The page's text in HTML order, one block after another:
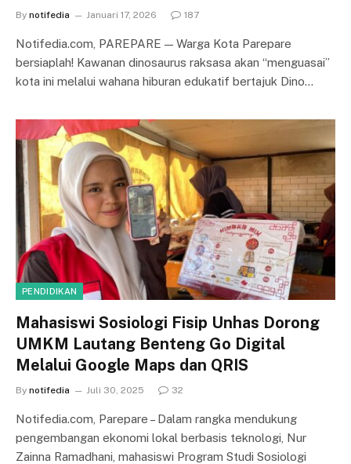
By notifedia Januari 17, 2026 187
Notifedia.com, PAREPARE — Warga Kota Parepare
bersiaplah! Kawanan dinosaurus raksasa akan “menguasai”
kota ini melalui wahana hiburan edukatif bertajuk Dino…
PENDIDIKAN
Mahasiswi Sosiologi Fisip Unhas Dorong
UMKM Lautang Benteng Go Digital
Melalui Google Maps dan QRIS
By notifedia Juli 30, 2025 32
Notifedia.com, Parepare – Dalam rangka mendukung
pengembangan ekonomi lokal berbasis teknologi, Nur
Zainna Ramadhani, mahasiswi Program Studi Sosiologi